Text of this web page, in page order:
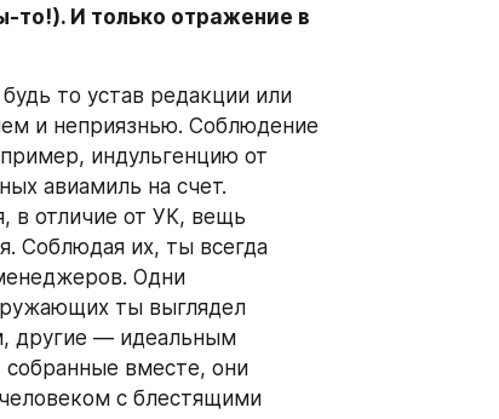
то!). И только отражение в
то устав редакции или
и неприязнью. Соблюдение
индульгенцию от
авиамиль на счет.
в отличие от УК, вещь
Соблюдая их, ты всегда
Одни
ты выглядел
другие — идеальным
вместе, они
с блестящими